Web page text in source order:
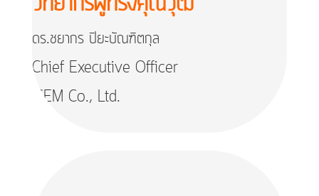
ดร.ชยากร ปิยะบัณฑิตกุล
Chief Executive Officer
ISEM Co., Ltd.